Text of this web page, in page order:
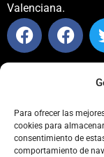
Para ofrecer las
cookies para
consentimiento de
comportamiento de
Valenciana.
PUBLICIDAD:
REDACCIÓN: